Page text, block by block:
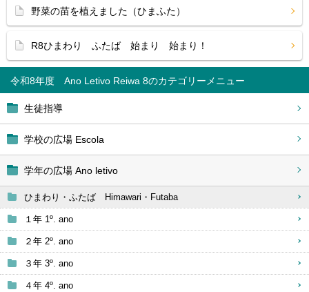
令和8年度 Ano Letivo Reiwa 8
生徒指導
学校の広場 Escola
学年の広場 Ano letivo
ひまわり・ふたば Himawari・Futaba
１年 1º. ano
２年 2º. ano
３年 3º. ano
４年 4º. ano
野菜の苗を植えました（ひまふた）
R8ひまわり ふたば 始まり 始まり！